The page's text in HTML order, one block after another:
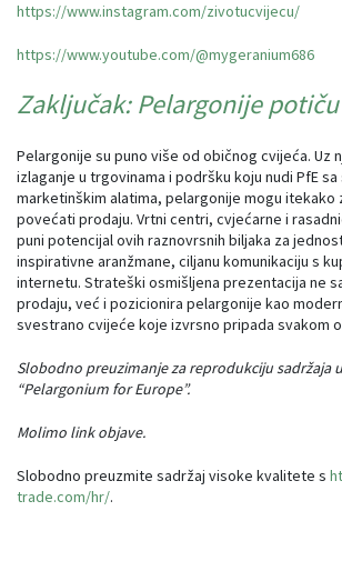
https://www.instagram.com/zivotucvijecu/
https://www.youtube.com/@mygeranium686
Zaključak: Pelargonije
Pelargonije su puno više od običnog cvijeća. Uz
izlaganje u trgovinama i podršku koju nudi PfE
marketinškim alatima, pelargonije mogu itekako
povećati prodaju. Vrtni centri, cvjećarne i
puni potencijal ovih raznovrsnih biljaka za
inspirativne aranžmane, ciljanu komunikaciju s
internetu. Strateški osmišljena prezentacija ne
prodaju, već i pozicionira pelargonije kao
svestrano cvijeće koje izvrsno pripada svakom
Slobodno preuzimanje za reprodukciju sadržaja
“Pelargonium for Europe”.
Molimo link objave.
Slobodno preuzmite sadržaj visoke kvalitete s
trade.com/hr/.